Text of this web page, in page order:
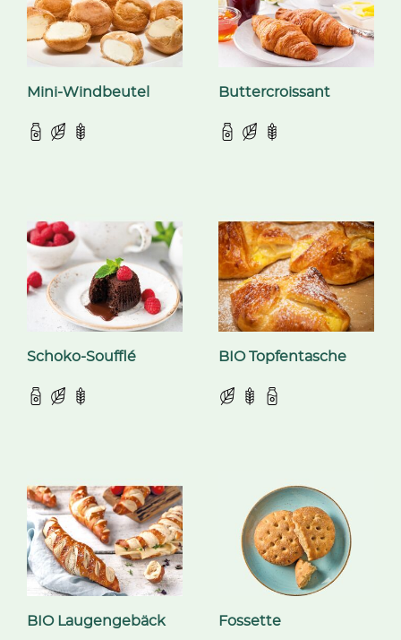
Mini-Windbeutel Buttercroissant
Schoko-Soufflé BIO Topfentasche
BIO Laugengebäck Fossette